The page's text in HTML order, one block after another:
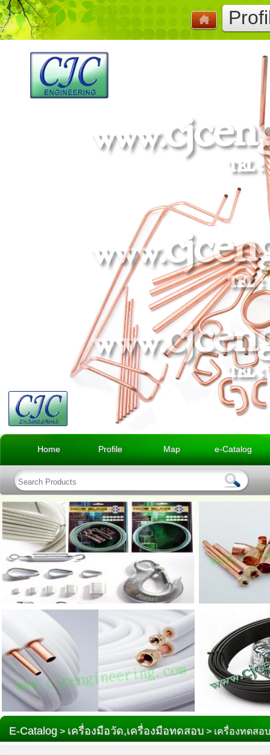
Home Profile Map e-Catalog
E-Catalog > เครื่องมือวัด,เครื่องมือทดสอบ > เครื่องทดสอ